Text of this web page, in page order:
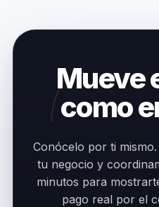
Mueve
como
Conócelo por ti
tu negocio y
minutos para
pago real por el